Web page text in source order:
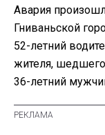
Авария
Гниваньской
52-летний
жителя,
36-летний